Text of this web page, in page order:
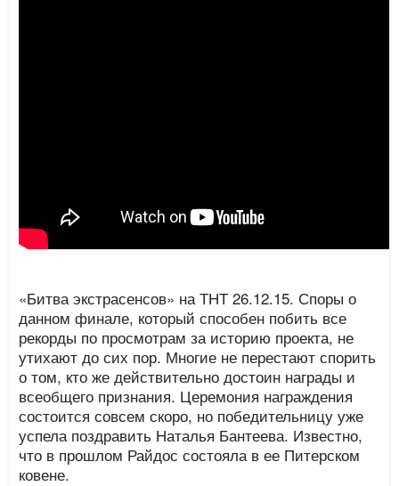
«Битва экстрасенсов» на ТНТ 26.12.15. Споры о
данном финале, который способен побить все
рекорды по просмотрам за историю проекта, не
утихают до сих пор. Многие не перестают спорить
о том, кто же действительно достоин награды и
всеобщего признания. Церемония награждения
состоится совсем скоро, но победительницу уже
успела поздравить Наталья Бантеева. Известно,
что в прошлом Райдос состояла в ее Питерском
ковене.